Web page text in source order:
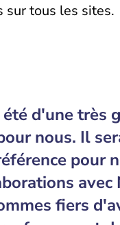
sur tous les sites.
été d'une très
nous. Il
pour
avec
fiers